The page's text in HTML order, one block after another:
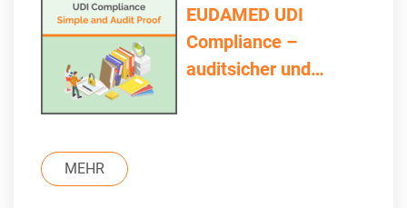
EUDAMED UDI
Compliance –
auditsicher und
MEHR